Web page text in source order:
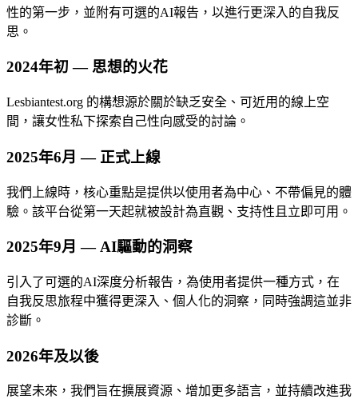
性的第一步，並附有可選的AI報告，以進行更深入的自我反
思。
2024年初 — 思想的火花
Lesbiantest.org 的構想源於關於缺乏安全、可近用的線上空
間，讓女性私下探索自己性向感受的討論。
2025年6月 — 正式上線
我們上線時，核心重點是提供以使用者為中心、不帶偏見的體
驗。該平台從第一天起就被設計為直觀、支持性且立即可用。
2025年9月 — AI驅動的洞察
引入了可選的AI深度分析報告，為使用者提供一種方式，在
自我反思旅程中獲得更深入、個人化的洞察，同時強調這並非
診斷。
2026年及以後
展望未來，我們旨在擴展資源、增加更多語言，並持續改進我